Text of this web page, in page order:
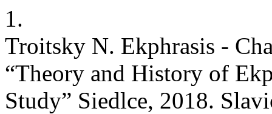
1.
Troitsky N. Ekphrasis -
“Theory and History of
Study” Siedlce, 2018.